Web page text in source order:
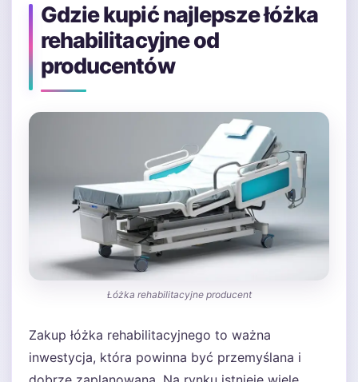
Gdzie kupić najlepsze łóżka
rehabilitacyjne od
producentów
Łóżka rehabilitacyjne producent
Zakup łóżka rehabilitacyjnego to ważna
inwestycja, która powinna być przemyślana i